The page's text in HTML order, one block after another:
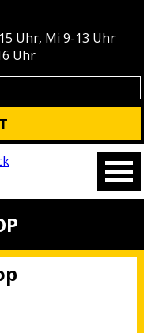
Uhr, Mi 9-13 Uhr
Uhr